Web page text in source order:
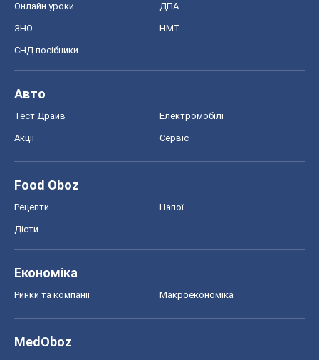
Онлайн уроки ДПА
ЗНО НМТ
СНД посібники
Авто
Тест Драйв Електромобілі
Акції Сервіс
Food Oboz
Рецепти Напої
Дієти
Економіка
Ринки та компанії Макроекономіка
MedOboz